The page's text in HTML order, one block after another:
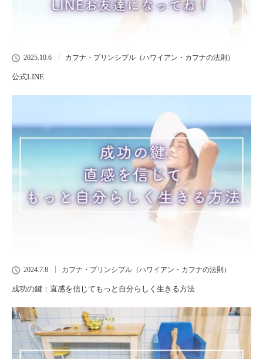
2025.10.6 カフナ・プリンシプル（ハワイアン・カフナの法則）
公式LINE
2024.7.8 カフナ・プリンシプル（ハワイアン・カフナの法則）
成功の鍵：直感を信じてもっと自分らしく生きる方法